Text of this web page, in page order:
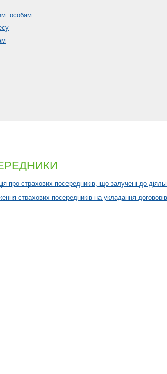
особам
про страхових посередників, що залучені до
страхових посередників на укладання